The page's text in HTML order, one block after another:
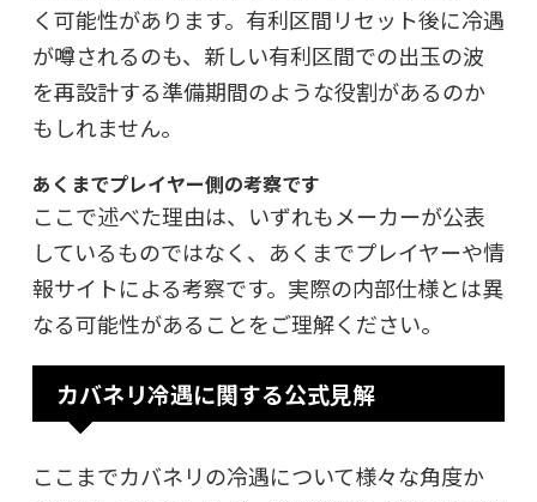
く可能性があります。有利区間リセット後に冷遇
が噂されるのも、新しい有利区間での出玉の波
を再設計する準備期間のような役割があるのか
もしれません。
あくまでプレイヤー側の考察です
ここで述べた理由は、いずれもメーカーが公表
しているものではなく、あくまでプレイヤーや情
報サイトによる考察です。実際の内部仕様とは異
なる可能性があることをご理解ください。
カバネリ冷遇に関する公式見解
ここまでカバネリの冷遇について様々な角度か